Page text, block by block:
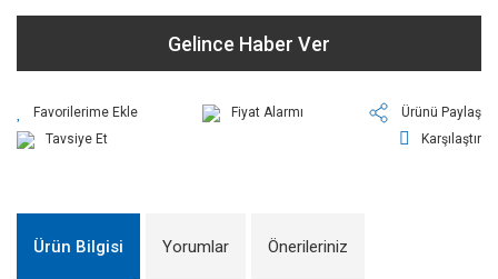
Gelince Haber Ver
Fiyat Alarmı
Ürünü Paylaş
Tavsiye Et
Karşılaştır
Ürün Bilgisi Yorumlar Önerileriniz